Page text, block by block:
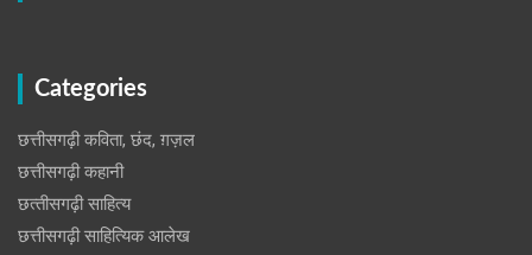
Categories
छत्तीसगढ़ी कविता, छंद, ग़ज़ल
छत्तीसगढ़ी कहानी
छत्‍तीसगढ़ी साहित्‍य
छत्तीसगढ़ी साहित्यिक आलेख